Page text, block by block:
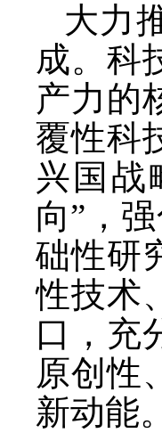
大力
成。科
产力的
覆性科
兴国战
向”，
础性研
性技术
口，充
原创性
新动能。